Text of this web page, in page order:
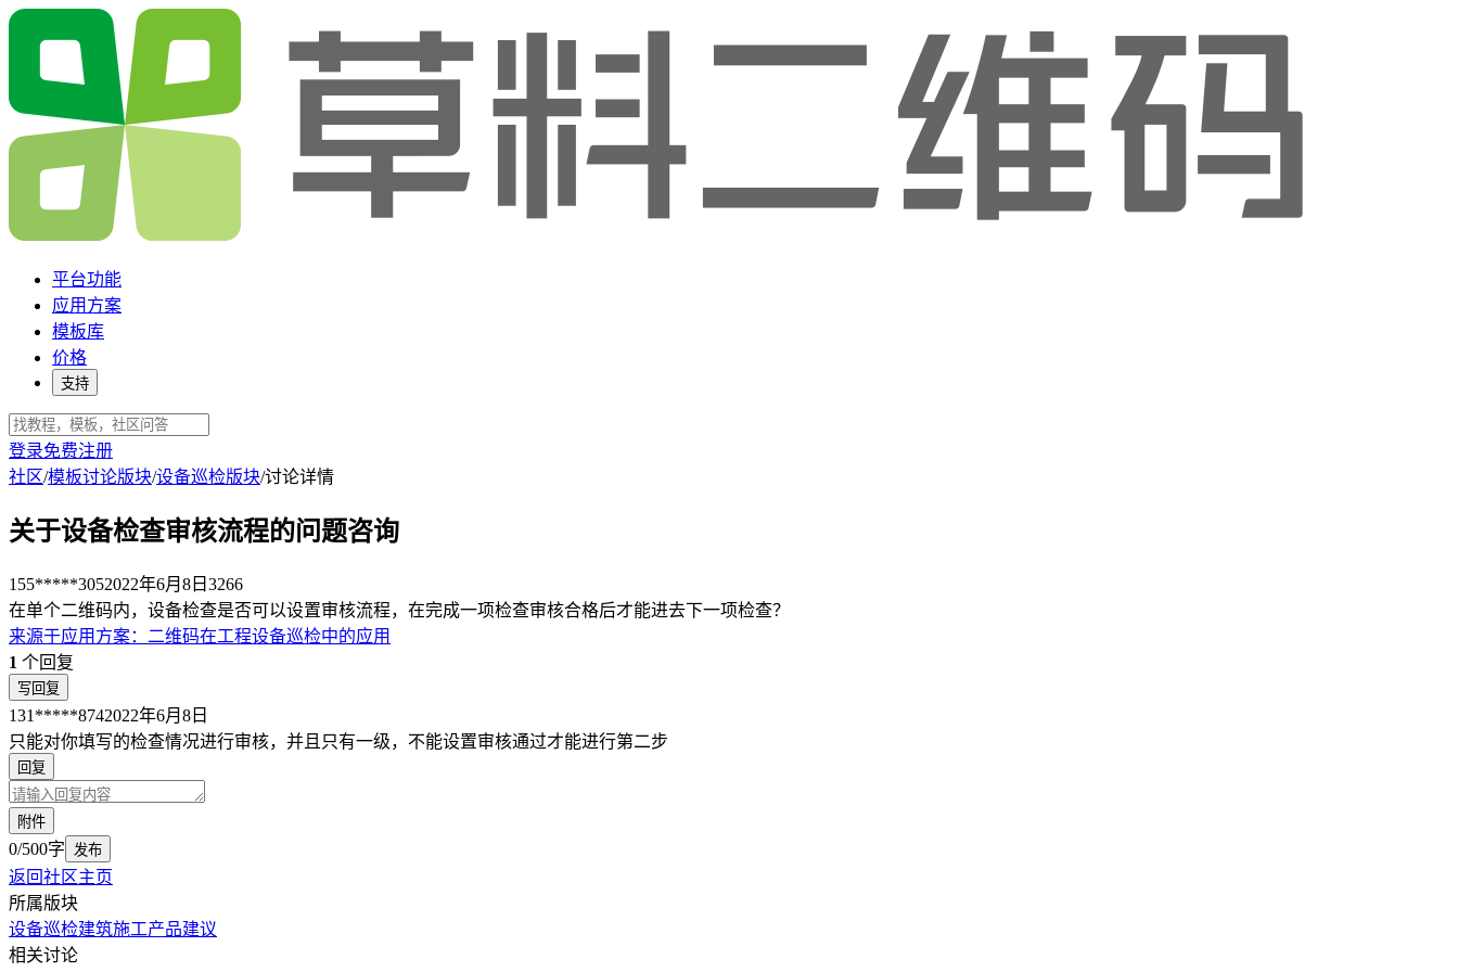
平台功能
应用方案
模板库
价格
支持
登录免费注册
社区/模板讨论版块/设备巡检版块/讨论详情
关于设备检查审核流程的问题咨询
155*****3052022年6月8日 3266
在单个二维码内，设备检查是否可以设置审核流程，在完成一项检查审核合格后才能进去下一项检查？
来源于应用方案： 二维码在工程设备巡检中的应用
1 个回复
写回复
131*****8742022年6月8日
只能对你填写的检查情况进行审核，并且只有一级，不能设置审核通过才能进行第二步
回复
附件
0/500字 发布
返回社区主页
所属版块
设备巡检建筑施工产品建议
相关讨论